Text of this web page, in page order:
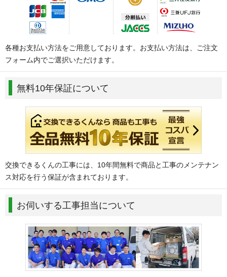
各種お支払い方法をご用意しております。お支払い方法は、ご注文
フォーム内でご選択いただけます。
無料10年保証について
交換できるくんの工事には、10年間無料で商品と工事のメンテナン
ス対応を行う保証が含まれております。
お伺いする工事担当について